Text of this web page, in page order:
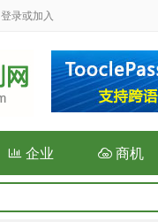
登录或加入
企业  商机